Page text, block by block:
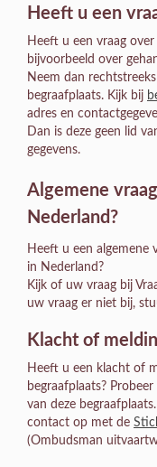
Heeft u een
Heeft u een vraag
bijvoorbeeld over
Neem dan
begraafplaats. Kijk bij
adres en
Dan is deze geen lid
gegevens.
Algemene
Nederland?
Heeft u een algemene
in Nederland?
Kijk of uw vraag bij
uw vraag er niet bij,
Klacht of
Heeft u een klacht of
begraafplaats?
van deze
contact op met de
(Ombudsman